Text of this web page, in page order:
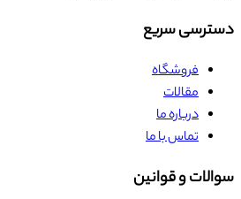
دسترسی سریع
فروشگاه
مقالات
درباره ما
تماس با ما
سوالات و قوانین